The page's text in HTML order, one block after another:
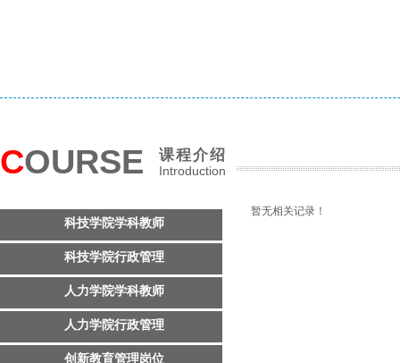
COURSE 课程介绍
Introduction
暂无相关记录！
科技学院学科教师
科技学院行政管理
人力学院学科教师
人力学院行政管理
创新教育管理岗位